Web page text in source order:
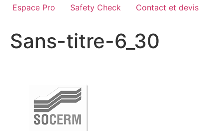
Espace Pro
Safety Check Contact et devis
Sans-titre-6_30